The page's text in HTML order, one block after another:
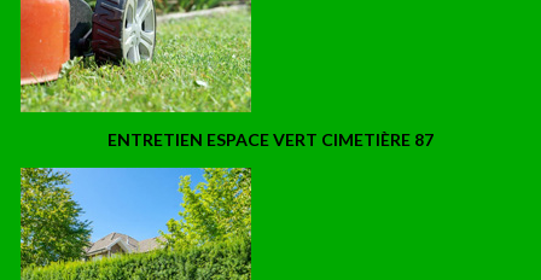
ENTRETIEN ESPACE VERT CIMETIÈRE 87